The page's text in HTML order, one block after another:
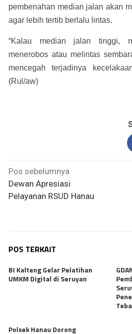
pembenahan median jalan akan
agar lebih tertib berlalu lintas.
“Kalau median jalan tinggi,
menerobos atau melintas
mencegah terjadinya
(Rul/aw)
Navigasi
pos
Pos sebelumnya
Dewan Apresiasi
Pelayanan RSUD Hanau
POS TERKAIT
BI Kalteng Gelar Pelatihan
UMKM Digital di Seruyan
Polsek Hanau Dorong